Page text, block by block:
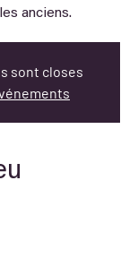
anciens.
sont closes